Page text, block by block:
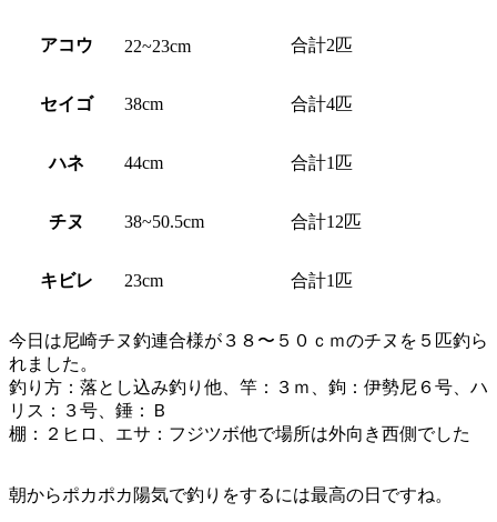
アコウ 22~23cm 合計2匹
セイゴ 38cm 合計4匹
ハネ 44cm 合計1匹
チヌ 38~50.5cm 合計12匹
キビレ 23cm 合計1匹
今日は尼崎チヌ釣連合様が３８〜５０ｃｍのチヌを５匹釣ら
れました。
釣り方：落とし込み釣り他、竿：３ｍ、鉤：伊勢尼６号、ハ
リス：３号、錘：Ｂ
棚：２ヒロ、エサ：フジツボ他で場所は外向き西側でした
朝からポカポカ陽気で釣りをするには最高の日ですね。